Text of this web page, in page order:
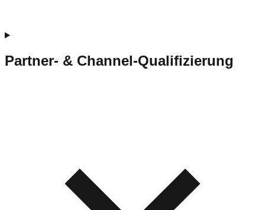
Partner- & Channel-Qualifizierung